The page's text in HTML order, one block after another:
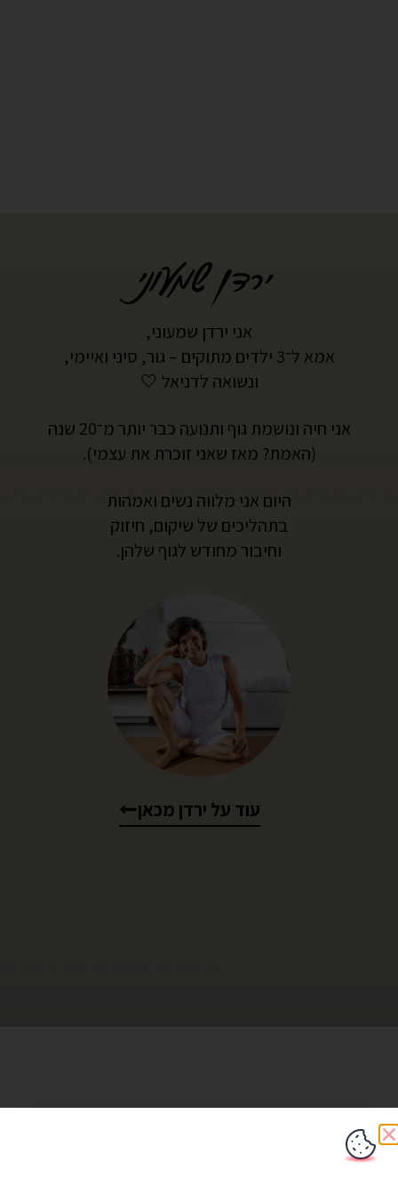
אני ירדן שמעוני,
אמא ל־3 ילדים מתוקים – גור, סיני ואיימי,
ונשואה לדניאל 🤍
אני חיה ונושמת גוף ותנועה כבר יותר מ־20 שנה
(האמת? מאז שאני זוכרת את עצמי).
היום אני מלווה נשים ואמהות
בתהליכים של שיקום, חיזוק
וחיבור מחודש לגוף שלהן.
עוד על ירדן מכאן